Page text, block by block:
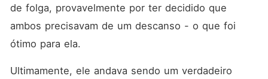
momento, mas por inteiro, e
não tinha a menor intenção
de deixá-la ir.
de folga, provavelmente por ter decidido que
ambos precisavam de um descanso - o que foi
ótimo para ela.
Ultimamente, ele andava sendo um verdadeiro